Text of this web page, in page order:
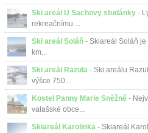
Ski areál U Sachovy studánky -
rekreačnímu ...
Ski areál Soláň - Skiareál Soláň
km...
Ski areál Razula - Ski areálu
výšce 750...
Kostel Panny Marie Sněžné -
valašské obce...
Skiareál Karolinka - Skiareál